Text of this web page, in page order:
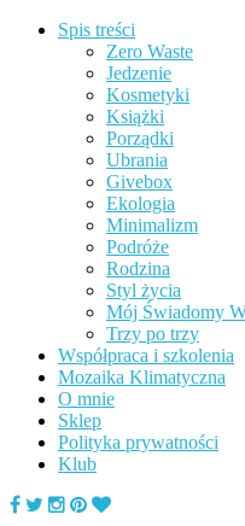
Spis treści
Zero Waste
Jedzenie
Kosmetyki
Książki
Porządki
Ubrania
Givebox
Ekologia
Minimalizm
Podróże
Rodzina
Styl życia
Mój Świadomy
Trzy po trzy
Współpraca i szkolenia
Mozaika Klimatyczna
O mnie
Sklep
Polityka prywatności
Klub